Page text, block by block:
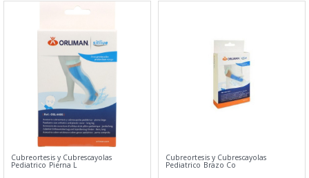
Cubreortesis y Cubrescayolas
Pediatrico Pierna L
Cubreortesis y Cubrescayolas
Pediatrico Brazo Co